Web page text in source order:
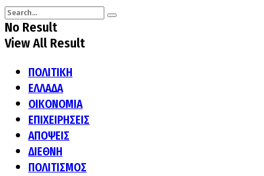
No Result
View All Result
ΠΟΛΙΤΙΚΗ
ΕΛΛΑΔΑ
ΟΙΚΟΝΟΜΙΑ
ΕΠΙΧΕΙΡΗΣΕΙΣ
ΑΠΟΨΕΙΣ
ΔΙΕΘΝΗ
ΠΟΛΙΤΙΣΜΟΣ